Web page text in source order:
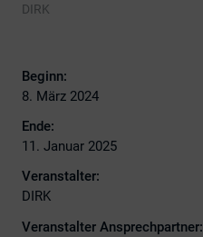
DIRK
Beginn:
8. März 2024
Ende:
11. Januar 2025
Veranstalter:
DIRK
Veranstalter Ansprechpartner: